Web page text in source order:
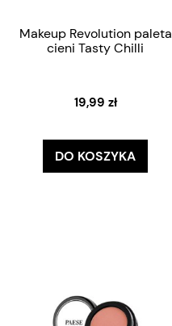
Makeup Revolution paleta
cieni Tasty Chilli
19,99 zł
DO KOSZYKA